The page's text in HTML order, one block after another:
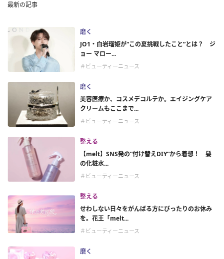
最新の記事
磨く
JO1・白岩瑠姫が“この夏挑戦したこと”とは？ ジ
ョー マロー...
＃ビューティーニュース
磨く
美容医療か、コスメデコルテか。エイジングケア
クリームもここまで...
＃ビューティーニュース
整える
【melt】SNS発の“付け替えDIY”から着想！ 髪
の化粧水...
＃ビューティーニュース
整える
せわしない日々をがんばる方にぴったりのお休み
を。花王「melt...
＃ビューティーニュース
磨く